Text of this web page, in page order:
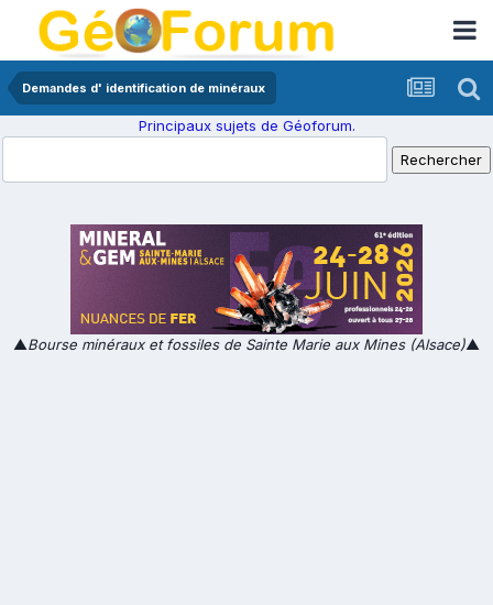
Demandes d' identification de minéraux
Principaux sujets de Géoforum.
▲Bourse minéraux et fossiles de Sainte Marie aux Mines (Alsace)▲